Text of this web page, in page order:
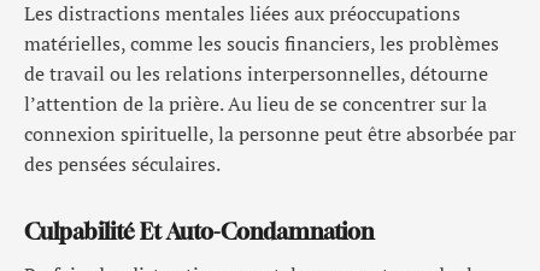
Les distractions mentales liées aux préoccupations
matérielles, comme les soucis financiers, les problèmes
de travail ou les relations interpersonnelles, détourne
l’attention de la prière. Au lieu de se concentrer sur la
connexion spirituelle, la personne peut être absorbée par
des pensées séculaires.
Culpabilité Et Auto-Condamnation